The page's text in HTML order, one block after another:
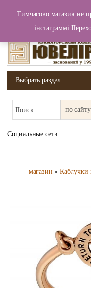
Вход / Регистрация
Выбрать раздел
Поиск
Социальные сети
магазин » Каблучки
Тимчасово магазин не